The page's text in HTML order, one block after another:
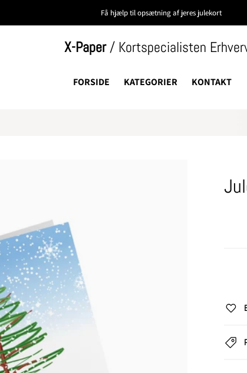
Få hjælp til opsætning af jeres julekort
X-Paper/ Kortspecialisten
FORSIDE KATEGORIER KONTAKT
MEDIA 1 I GALLERI VISNING